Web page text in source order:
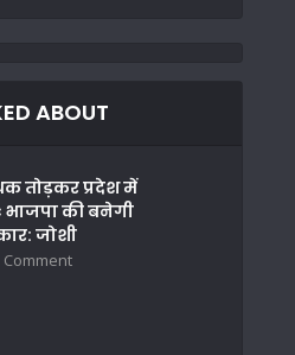
ABOUT
तोड़कर प्रदेश में
भाजपा की बनेगी
जोशी
Comment